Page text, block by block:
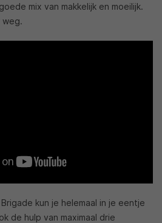
mix van makkelijk en moeilijk.
weg.
kun je helemaal in je eentje
de hulp van maximaal drie